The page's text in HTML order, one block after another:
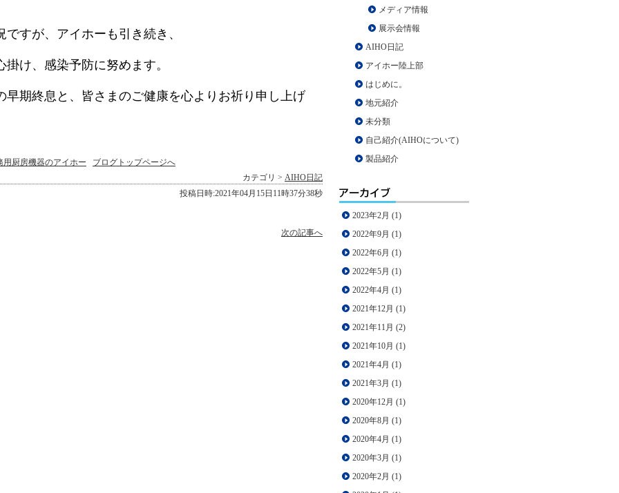
ですが、アイホーも引き続き、
け、感染予防に努めます。
早期終息と、皆さまのご健康を心よりお祈り申し上げ
用厨房機器のアイホー
ブログトップページへ
カテゴリ > AIHO日記
投稿日時:2021年04月15日11時37分38秒
次の記事へ
メディア情報
展示会情報
AIHO日記
アイホー陸上部
はじめに。
地元紹介
未分類
自己紹介(AIHOについて)
製品紹介
2023年2月 (1)
2022年9月 (1)
2022年6月 (1)
2022年5月 (1)
2022年4月 (1)
2021年12月 (1)
2021年11月 (2)
2021年10月 (1)
2021年4月 (1)
2021年3月 (1)
2020年12月 (1)
2020年8月 (1)
2020年4月 (1)
2020年3月 (1)
2020年2月 (1)